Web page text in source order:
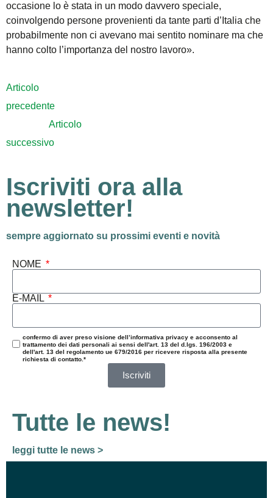
occasione lo è stata in un modo davvero speciale,
coinvolgendo persone provenienti da tante parti d’Italia che
probabilmente non ci avevano mai sentito nominare ma che
hanno colto l’importanza del nostro lavoro».
Articolo
precedente
Articolo
successivo
Iscriviti ora alla
newsletter!
sempre aggiornato su prossimi eventi e novità
NOME
E-MAIL
confermo di aver preso visione dell’informativa privacy e acconsento al
trattamento dei dati personali ai sensi dell'art. 13 del d.lgs. 196/2003 e
dell'art. 13 del regolamento ue 679/2016 per ricevere risposta alla presente
richiesta di contatto.*
Iscriviti
Tutte le news!
leggi tutte le news >